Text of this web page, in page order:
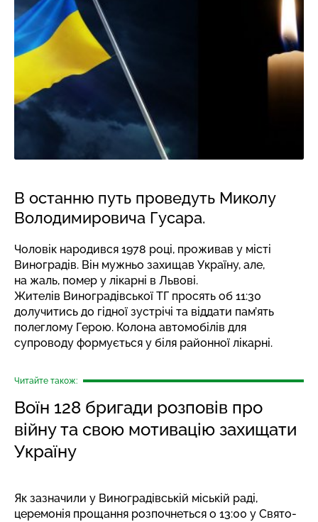
В останню путь проведуть Миколу
Володимировича Гусара.
Чоловік народився 1978 році, проживав у місті
Виноградів. Він мужньо захищав Україну, але,
на жаль, помер у лікарні в Львові.
Жителів Виноградівської ТГ просять об 11:30
долучитись до гідної зустрічі та віддати пам’ять
полеглому Герою. Колона автомобілів для
супроводу формується у біля районної лікарні.
Читайте також:
Воїн 128 бригади розповів про
війну та свою мотивацію захищати
Україну
Як зазначили у Виноградівській міській раді,
церемонія прощання розпочнеться о 13:00 у Свято-